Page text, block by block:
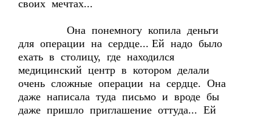
своих мечтах...
Она понемногу копила деньги
для операции на сердце... Ей надо было
ехать в столицу, где находился
медицинский центр в котором делали
очень сложные операции на сердце. Она
даже написала туда письмо и вроде бы
даже пришло приглашение оттуда... Ей